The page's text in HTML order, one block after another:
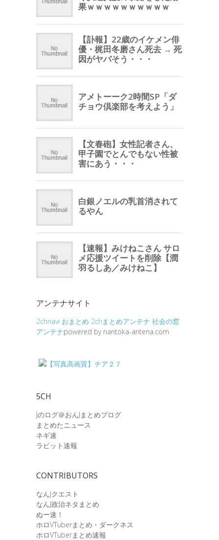
アンテナサイト
2chnavi おまとめ 2chまとめアンテナ 社会の窓
アンテナpowered by nantoka-antena.com
5CH
Jのログ＠おんJまとめブログ
まとめたニュース
ネギ速
ラビット速報
CONTRIBUTORS
なんJクエスト
なんJ政治ネタまとめ
ぬー速！
ホロVTuberまとめ・ダークネス
ホロVTuberまとめ速報